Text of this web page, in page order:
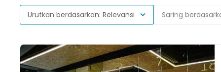
Urutkan berdasarkan: Relevansi Saring